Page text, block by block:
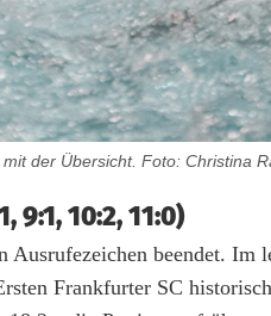
der Übersicht. Foto: Christina
9:1, 10:2, 11:0)
beendet. Im
Frankfurter SC